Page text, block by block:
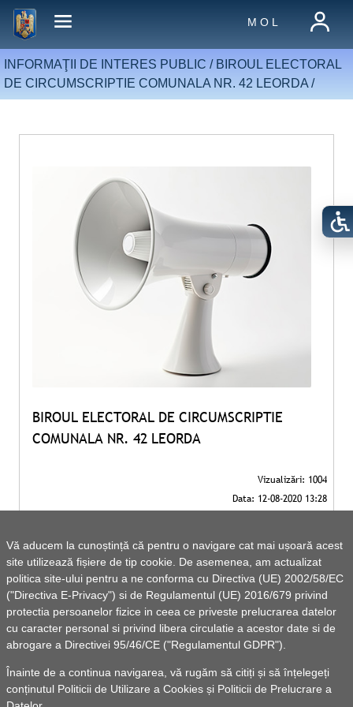
Vă aducem la cunoștință că pentru o navigare cat mai ușoară acest
site utilizează fișiere de tip cookie. De asemenea, am actualizat
politica site-ului pentru a ne conforma cu Directiva (UE) 2002/58/EC
("Directiva E-Privacy") si de Regulamentul (UE) 2016/679 privind
protectia persoanelor fizice in ceea ce priveste prelucrarea datelor
cu caracter personal si privind libera circulatie a acestor date si de
abrogare a Directivei 95/46/CE ("Regulamentul GDPR").
Înainte de a continua navigarea, vă rugăm să citiți și să înțelegeți
conținutul Politicii de Utilizare a Cookies și Politicii de Prelucrare a
M O L
INFORMAŢII DE INTERES PUBLIC / BIROUL ELECTORAL
DE CIRCUMSCRIPTIE COMUNALA NR. 42 LEORDA/
BIROUL ELECTORAL DE CIRCUMSCRIPTIE
COMUNALA NR. 42 LEORDA